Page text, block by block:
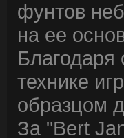
фунтов
на ее
технике
образцом
За "Bert